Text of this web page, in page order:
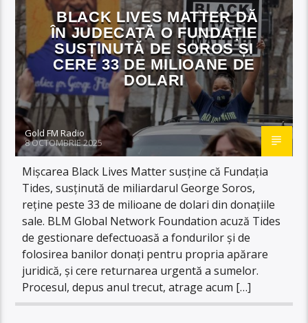
BLACK LIVES MATTER DĂ
ÎN JUDECATĂ O FUNDAȚIE
SUSȚINUTĂ DE SOROS ȘI
CERE 33 DE MILIOANE DE
DOLARI
Gold FM Radio
8 OCTOMBRIE 2025
Mișcarea Black Lives Matter susține că Fundația
Tides, susținută de miliardarul George Soros,
reține peste 33 de milioane de dolari din donațiile
sale. BLM Global Network Foundation acuză Tides
de gestionare defectuoasă a fondurilor și de
folosirea banilor donați pentru propria apărare
juridică, și cere returnarea urgentă a sumelor.
Procesul, depus anul trecut, atrage acum […]